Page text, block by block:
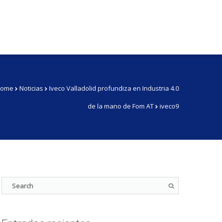
Noticias
Iveco Valladolid profundiza en Industria 4.0
de la mano de Fom AT
iveco9